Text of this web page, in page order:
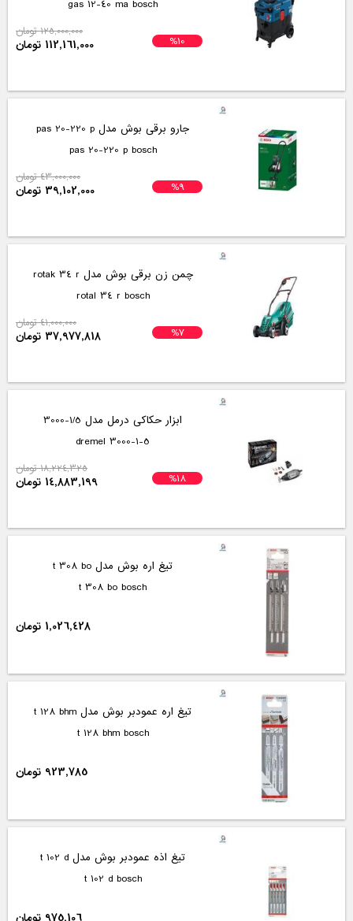
gas 12-40 ma bosch
%10
125,000,000 تومان
112,161,000 تومان
جارو برقی بوش مدل pas 20-220 p
pas 20-220 p bosch
%9
43,000,000 تومان
39,102,000 تومان
چمن زن برقی بوش مدل rotak 34 r
rotal 34 r bosch
%7
41,000,000 تومان
37,977,818 تومان
ابزار حکاکی درمل مدل 1/5-3000
3000-1-5 dremel
%18
18,224,325 تومان
14,883,199 تومان
تیغ اره بوش مدل t 308 bo
t 308 bo bosch
1,026,428 تومان
تیغ اره عمودبر بوش مدل t 128 bhm
t 128 bhm bosch
923,785 تومان
تیغ اذه عمودبر بوش مدل t 102 d
t 102 d bosch